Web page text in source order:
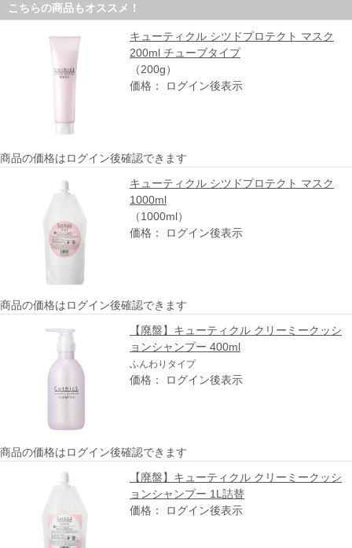
こちらの商品もオススメ！
キューティクル シツドプロテクト マスク
200ml チューブタイプ
（200g）
価格： ログイン後表示
商品の価格はログイン後確認できます
キューティクル シツドプロテクト マスク
1000ml
（1000ml）
価格： ログイン後表示
商品の価格はログイン後確認できます
【廃盤】キューティクル クリーミークッシ
ョンシャンプー 400ml
ふんわりタイプ
価格： ログイン後表示
商品の価格はログイン後確認できます
【廃盤】キューティクル クリーミークッシ
ョンシャンプー 1L詰替
価格： ログイン後表示